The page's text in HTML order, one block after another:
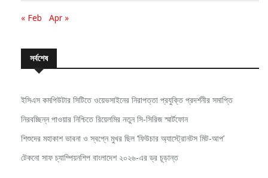
নিরবচ্ছিন্ন পাওয়ার নিশ্চিতে রিয়েলমির নতুন সি-সিরিজ স্মার্টফোন
শিশুদের মহাকাশ ভাবনা ও স্বপ্নে মুখর ছিল ‘ফিউচার অ্যাস্ট্রোনটস মিট-আপ’
টেকনো সাফ চ্যাম্পিয়নশিপ বাংলাদেশ ২০২৬-এর ড্র চূড়ান্ত